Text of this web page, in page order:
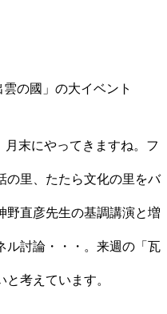
の國」の大イベント
月末にやってきますね。フ
の里、たたら文化の里をバ
野直彦先生の基調講演と増
ル討論・・・。来週の「瓦
と考えています。